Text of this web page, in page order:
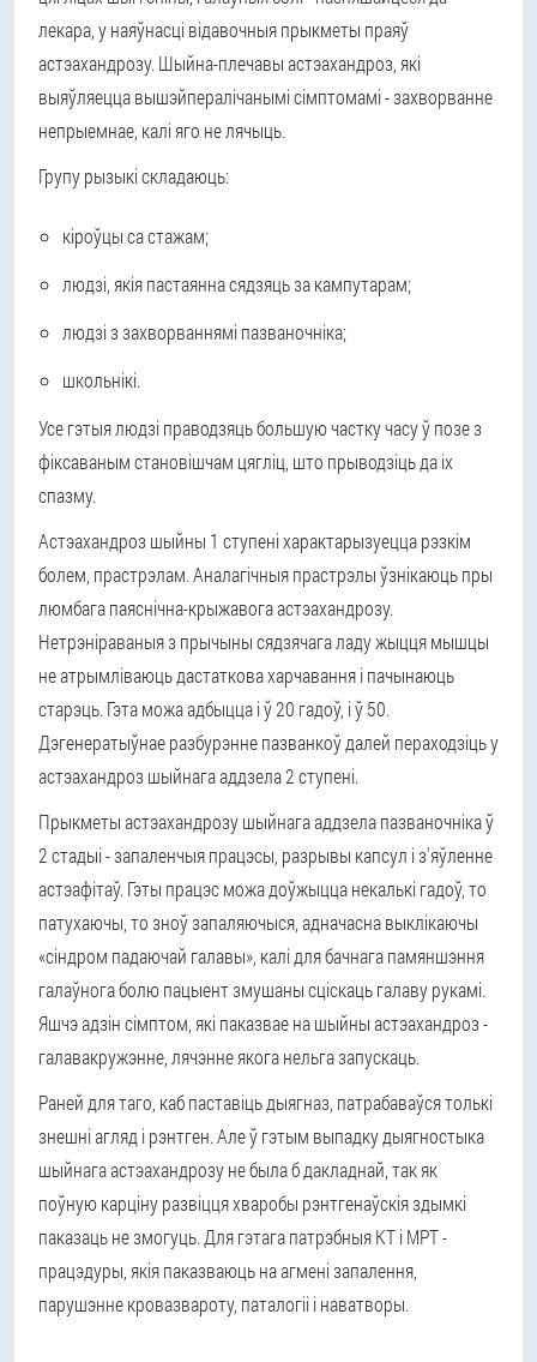
лекара, у наяўнасці відавочныя прыкметы праяў
астэахандрозу. Шыйна-плечавы астэахандроз, які
выяўляецца вышэйпералічанымі сімптомамі - захворванне
непрыемнае, калі яго не лячыць.
Групу рызыкі складаюць:
кіроўцы са стажам;
людзі, якія пастаянна сядзяць за кампутарам;
людзі з захворваннямі пазваночніка;
школьнікі.
Усе гэтыя людзі праводзяць большую частку часу ў позе з
фіксаваным становішчам цягліц, што прыводзіць да іх
спазму.
Астэахандроз шыйны 1 ступені характарызуецца рэзкім
болем, прастрэлам. Аналагічныя прастрэлы ўзнікаюць пры
люмбага паяснічна-крыжавога астэахандрозу.
Нетрэніраваныя з прычыны сядзячага ладу жыцця мышцы
не атрымліваюць дастаткова харчавання і пачынаюць
старэць. Гэта можа адбыцца і ў 20 гадоў, і ў 50.
Дэгенератыўнае разбурэнне пазванкоў далей пераходзіць у
астэахандроз шыйнага аддзела 2 ступені.
Прыкметы астэахандрозу шыйнага аддзела пазваночніка ў
2 стадыі - запаленчыя працэсы, разрывы капсул і з'яўленне
астэафітаў. Гэты працэс можа доўжыцца некалькі гадоў, то
патухаючы, то зноў запаляючыся, адначасна выклікаючы
«сіндром падаючай галавы», калі для бачнага памяншэння
галаўнога болю пацыент змушаны сціскаць галаву рукамі.
Яшчэ адзін сімптом, які паказвае на шыйны астэахандроз -
галавакружэнне, лячэнне якога нельга запускаць.
Раней для таго, каб паставіць дыягназ, патрабаваўся толькі
знешні агляд і рэнтген. Але ў гэтым выпадку дыягностыка
шыйнага астэахандрозу не была б дакладнай, так як
поўную карціну развіцця хваробы рэнтгенаўскія здымкі
паказаць не змогуць. Для гэтага патрэбныя КТ і МРТ -
працэдуры, якія паказваюць на агмені запалення,
парушэнне кровазвароту, паталогіі і наватворы.